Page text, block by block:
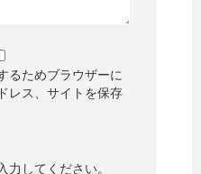
るためブラウザーに
レス、サイトを保存
力してください。